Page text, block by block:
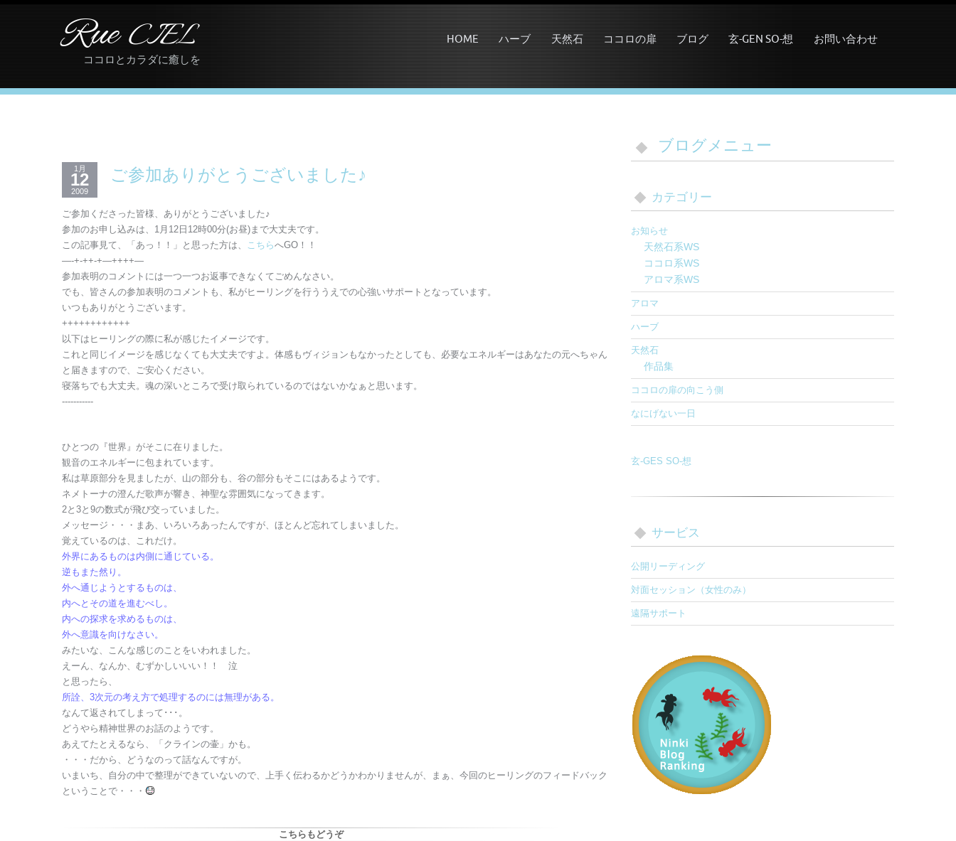
RueCIEL
ココロとカラダに癒しを
HOME ハーブ 天然石 ココロの扉 ブログ 玄-GEN SO-想 お問い合わせ
1月
12
2009
ご参加ありがとうございました♪
ご参加くださった皆様、ありがとうございました♪
参加のお申し込みは、1月12日12時00分(お昼)まで大丈夫です。
この記事見て、「あっ！！」と思った方は、
こちらへGO！！
—-+-++-+—++++—
参加表明のコメントには一つ一つお返事できなくてごめんなさい。
でも、皆さんの参加表明のコメントも、私がヒーリングを行ううえでの心強いサポートとなっています。
いつもありがとうございます。
++++++++++++
以下はヒーリングの際に私が感じたイメージです。
これと同じイメージを感じなくても大丈夫ですよ。体感もヴィジョンもなかったとしても、必要なエネルギーはあなたの元へちゃん
と届きますので、ご安心ください。
寝落ちでも大丈夫。魂の深いところで受け取られているのではないかなぁと思います。
-----------
ひとつの『世界』がそこに在りました。
観音のエネルギーに包まれています。
私は草原部分を見ましたが、山の部分も、谷の部分もそこにはあるようです。
ネメトーナの澄んだ歌声が響き、神聖な雰囲気になってきます。
2と3と9の数式が飛び交っていました。
メッセージ・・・まあ、いろいろあったんですが、ほとんど忘れてしまいました。
覚えているのは、これだけ。
外界にあるものは内側に通じている。
逆もまた然り。
外へ通じようとするものは、
内へとその道を進むべし。
内への探求を求めるものは、
外へ意識を向けなさい。
みたいな、こんな感じのことをいわれました。
えーん、なんか、むずかしいいい！！ 泣
と思ったら、
所詮、3次元の考え方で処理するのには無理がある。
なんて返されてしまって･･･。
どうやら精神世界のお話のようです。
あえてたとえるなら、「クラインの壷」かも。
・・・だから、どうなのって話なんですが。
いまいち、自分の中で整理ができていないので、上手く伝わるかどうかわかりませんが、まぁ、今回のヒーリングのフィードバック
ということで・・・
こちらもどうぞ
ブログメニュー
カテゴリー
お知らせ
天然石系WS
ココロ系WS
アロマ系WS
アロマ
ハーブ
天然石
作品集
ココロの扉の向こう側
なにげない一日
玄-GES SO-想
サービス
公開リーディング
対面セッション（女性のみ）
遠隔サポート